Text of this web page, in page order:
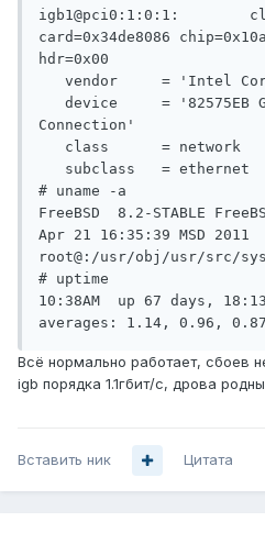
igb1@pci0:1:0:1:
card=0x34de8086
hdr=0x00
Connection'
# uname -a
FreeBSD  8.2-STABLE
Apr 21 16:35:39 MSD 2011
root@:/usr/obj/usr/src/sys/
# uptime
10:38AM  up 67 days,
averages: 1.14, 0.96, 0.87
Всё нормально работает, сбоев
igb порядка 1.1гбит/с, дрова
Вставить ник Цитата